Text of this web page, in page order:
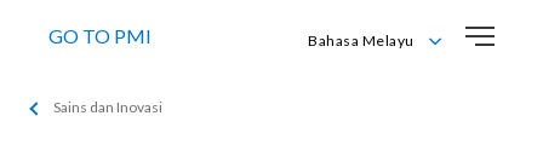
GO TO PMI
Bahasa Melayu
Sains dan Inovasi